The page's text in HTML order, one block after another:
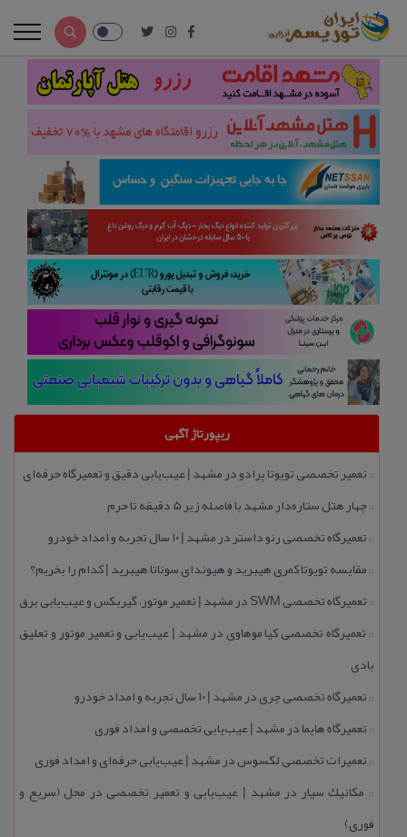
ریپورتاژ آگهی
:: تعمیر تخصصی تویوتا پرادو در مشهد | عیب‌یابی دقیق و تعمیرگاه حرفه‌ای
::چهار هتل‌ ستاره‌دار مشهد با فاصله زیر 5 دقیقه تا حرم
:: تعمیرگاه تخصصی رنو داستر در مشهد | ۱۰ سال تجربه و امداد خودرو
:: مقایسه تویوتا كمری هیبرید و هیوندای سوناتا هیبرید | كدام را بخریم؟
:: تعمیرگاه تخصصی SWM در مشهد | تعمیر موتور، گیربكس و عیب‌یابی برق
:: تعمیرگاه تخصصی كیا موهاوی در مشهد | عیب‌یابی و تعمیر موتور و تعلیق
بادی
:: تعمیرگاه تخصصی چری در مشهد | ۱۰ سال تجربه و امداد خودرو
:: تعمیرگاه هایما در مشهد | عیب‌یابی تخصصی و امداد فوری
:: تعمیرات تخصصی لكسوس در مشهد | عیب‌یابی حرفه‌ای و امداد فوری
:: مكانیك سیار در مشهد | عیب‌یابی و تعمیر تخصصی در محل (سریع و
فوری)